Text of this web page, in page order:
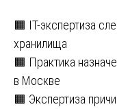
🟧 IT-экспертиза
хранилища
🟧 Практика
в Москве
🟧 Экспертиза